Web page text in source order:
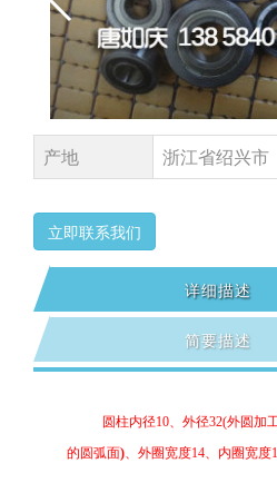
产地 浙江省绍兴市
立即联系我们
详细描述
简要描述
圆柱内径10、外径32(外圆加
的圆弧面) 、外圈宽度14、内圈宽度